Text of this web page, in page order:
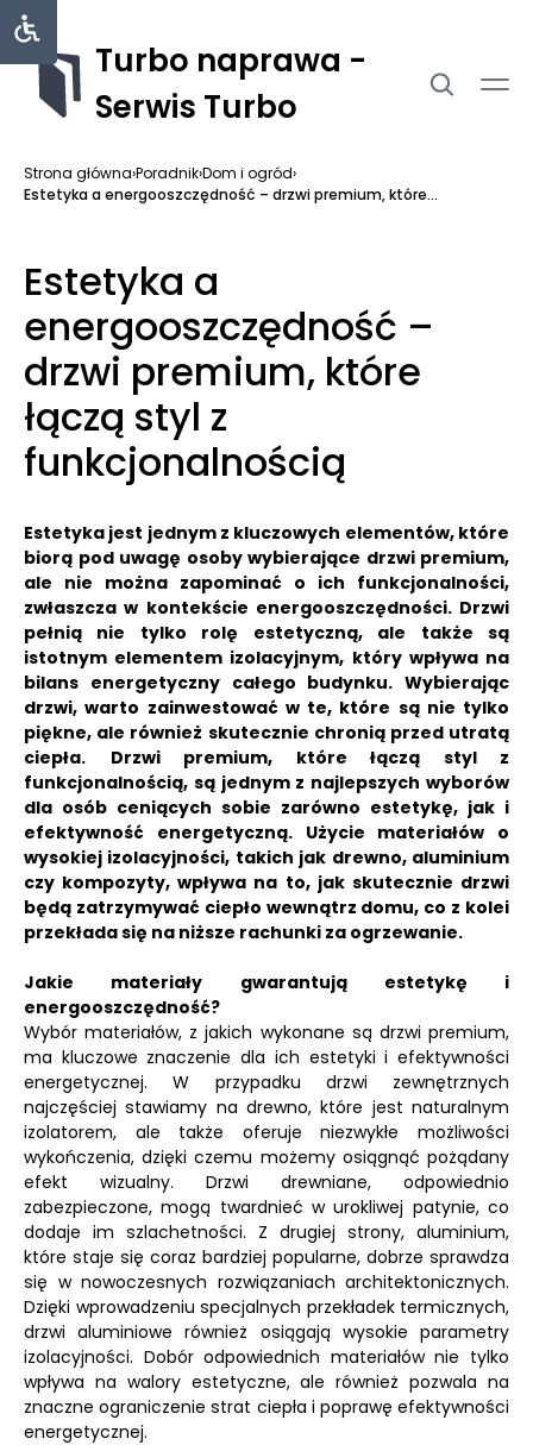
Turbo naprawa -
Serwis Turbo
Strona główna›Poradnik›Dom i ogród›
Estetyka a energooszczędność – drzwi premium, które...
Estetyka a
energooszczędność –
drzwi premium, które
łączą styl z
funkcjonalnością
Estetyka jest jednym z kluczowych elementów, które
biorą pod uwagę osoby wybierające drzwi premium,
ale nie można zapominać o ich funkcjonalności,
zwłaszcza w kontekście energooszczędności.Drzwi
pełnią nie tylko rolę estetyczną, ale także są
istotnym elementem izolacyjnym, który wpływa na
bilans energetyczny całego budynku. Wybierając
drzwi, warto zainwestować w te, które są nie tylko
piękne, ale również skutecznie chronią przed utratą
ciepła.
Drzwi premium, które łączą styl z
funkcjonalnością, są jednym z najlepszych wyborów
dla osób ceniących sobie zarówno estetykę, jak i
efektywność energetyczną. Użycie materiałów o
wysokiej izolacyjności, takich jak drewno, aluminium
czy kompozyty, wpływa na to, jak skutecznie drzwi
będą zatrzymywać ciepło wewnątrz domu, co z kolei
przekłada się na niższe rachunki za ogrzewanie.
Jakie materiały gwarantują estetykę i
energooszczędność?
Wybór materiałów, z jakich wykonane są drzwi premium,
ma kluczowe znaczenie dla ich estetyki i efektywności
energetycznej. W przypadku drzwi zewnętrznych
najczęściej stawiamy na drewno, które jest naturalnym
izolatorem, ale także oferuje niezwykłe możliwości
wykończenia, dzięki czemu możemy osiągnąć pożądany
efekt wizualny. Drzwi drewniane, odpowiednio
zabezpieczone, mogą twardnieć w urokliwej patynie, co
dodaje im szlachetności. Z drugiej strony, aluminium,
które staje się coraz bardziej popularne, dobrze sprawdza
się w nowoczesnych rozwiązaniach architektonicznych.
Dzięki wprowadzeniu specjalnych przekładek termicznych,
drzwi aluminiowe również osiągają wysokie parametry
izolacyjności. Dobór odpowiednich materiałów nie tylko
wpływa na walory estetyczne, ale również pozwala na
znaczne ograniczenie strat ciepła i poprawę efektywności
energetycznej.